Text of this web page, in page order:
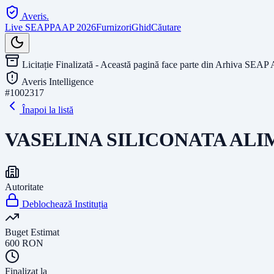
Averis.
Live SEAPPAAP 2026FurnizoriGhidCăutare
Licitație Finalizată - Această pagină face parte din Arhiva SEAP
Averis Intelligence
#1002317
Înapoi la listă
VASELINA SILICONATA
Autoritate
Deblochează Instituția
Buget Estimat
600 RON
Finalizat la